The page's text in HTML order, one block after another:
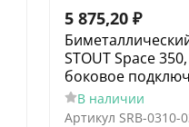
5 875,20 ₽
STOUT Space
боковое
В наличии
Артикул SRB-0310-